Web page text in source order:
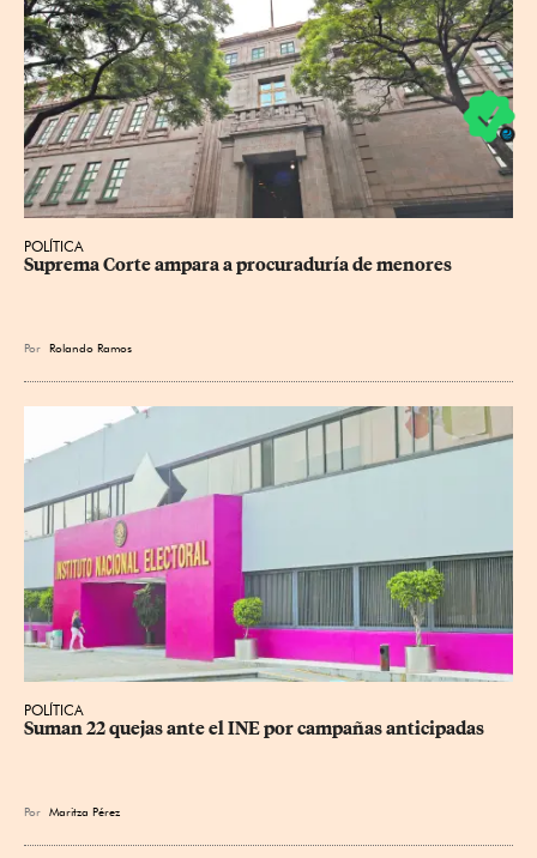
POLÍTICA
Suprema Corte ampara a procuraduría de menores
Por Rolando Ramos
POLÍTICA
Suman 22 quejas ante el INE por campañas anticipadas
Por Maritza Pérez